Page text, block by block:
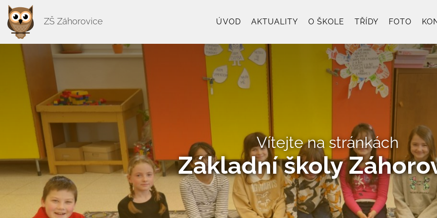
ZŠ Záhorovice ÚVOD AKTUALITY O ŠKOLE TŘÍDY FOTO
Vítejte na stránkách
Základní školy